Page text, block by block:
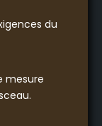
du
mesure